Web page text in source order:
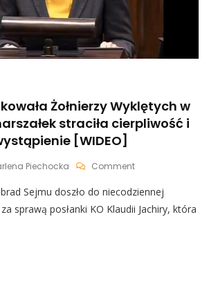
Żołnierzy Wyklętych w
straciła cierpliwość i
[WIDEO]
Piechocka CommentOn
Zaatakowała
Żołnierzy
Wyklętych
Sejmu doszło do niecodziennej
sprawą posłanki KO Klaudii Jachiry, która